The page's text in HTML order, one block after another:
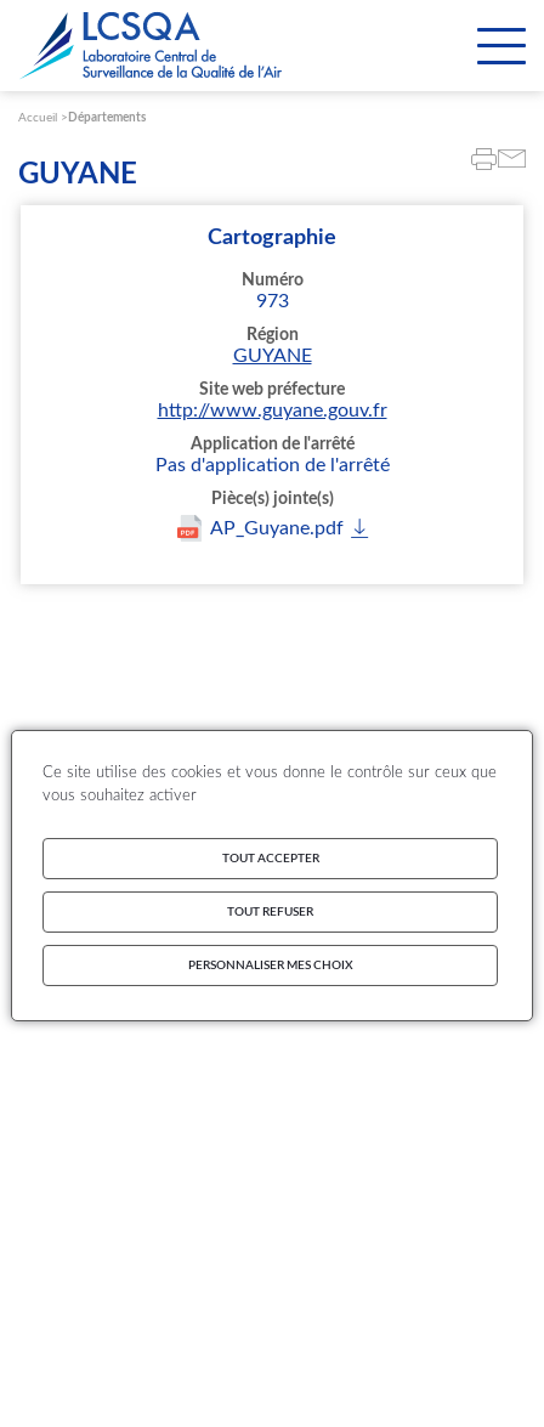
Accueil Départements
GUYANE
Cartographie
Numéro
973
Région
GUYANE
Site web préfecture
http://www.guyane.gouv.fr
Application de l'arrêté
Pas d'application de l'arrêté
Pièce(s) jointe(s)
AP_Guyane.pdf
Paramétrer les cookies
Ce site utilise des cookies et vous donne le contrôle sur ceux que
vous souhaitez activer
TOUT ACCEPTER
TOUT REFUSER
PERSONNALISER MES CHOIX